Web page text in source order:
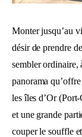
Monter jusqu’au
désir de prendre
sembler ordinaire,
panorama
les îles d’Or
et une grande
couper le souffle